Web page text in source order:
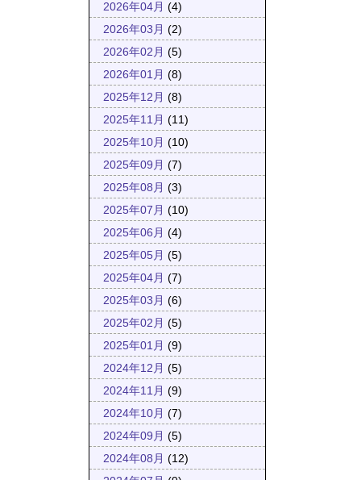
2026年04月 (4)
2026年03月 (2)
2026年02月 (5)
2026年01月 (8)
2025年12月 (8)
2025年11月 (11)
2025年10月 (10)
2025年09月 (7)
2025年08月 (3)
2025年07月 (10)
2025年06月 (4)
2025年05月 (5)
2025年04月 (7)
2025年03月 (6)
2025年02月 (5)
2025年01月 (9)
2024年12月 (5)
2024年11月 (9)
2024年10月 (7)
2024年09月 (5)
2024年08月 (12)